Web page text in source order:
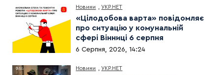
Новини ,УКР.НЕТ
«Цілодобова варта» повідомляє
про ситуацію у комунальній
сфері Вінниці 6 серпня
6 Серпня, 2026, 14:24
Новини ,УКР.НЕТ